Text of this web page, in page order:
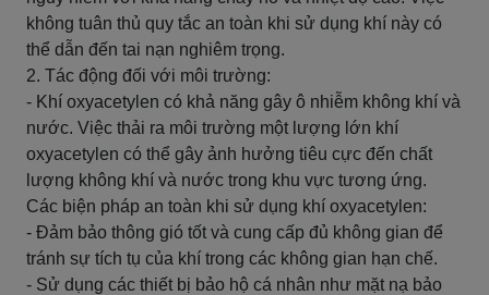
không tuân thủ quy tắc an toàn khi sử dụng khí này có
thể dẫn đến tai nạn nghiêm trọng.
2. Tác động đối với môi trường:
- Khí oxyacetylen có khả năng gây ô nhiễm không khí và
nước. Việc thải ra môi trường một lượng lớn khí
oxyacetylen có thể gây ảnh hưởng tiêu cực đến chất
lượng không khí và nước trong khu vực tương ứng.
Các biện pháp an toàn khi sử dụng khí oxyacetylen:
- Đảm bảo thông gió tốt và cung cấp đủ không gian để
tránh sự tích tụ của khí trong các không gian hạn chế.
- Sử dụng các thiết bị bảo hộ cá nhân như mặt nạ bảo